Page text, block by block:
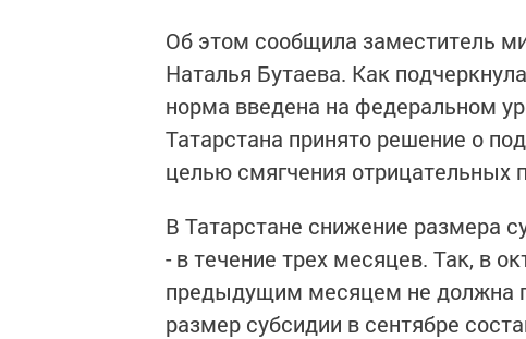
Об этом сообщила заместитель
Наталья Бутаева. Как
норма введена на федеральном
Татарстана принято решение о
целью смягчения отрицательных
В Татарстане снижение размера
- в течение трех месяцев. Так, в
предыдущим месяцем не должна
размер субсидии в сентябре